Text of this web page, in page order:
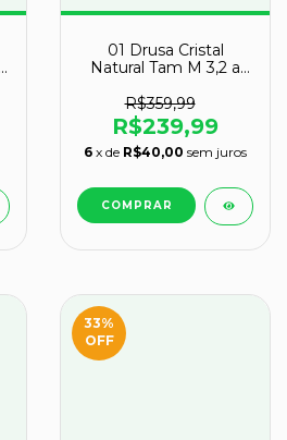
01 Drusa Cristal
Natural Tam M 3,2 a
R$359,99
R$239,99
6 x de R$40,00 sem juros
33%
OFF